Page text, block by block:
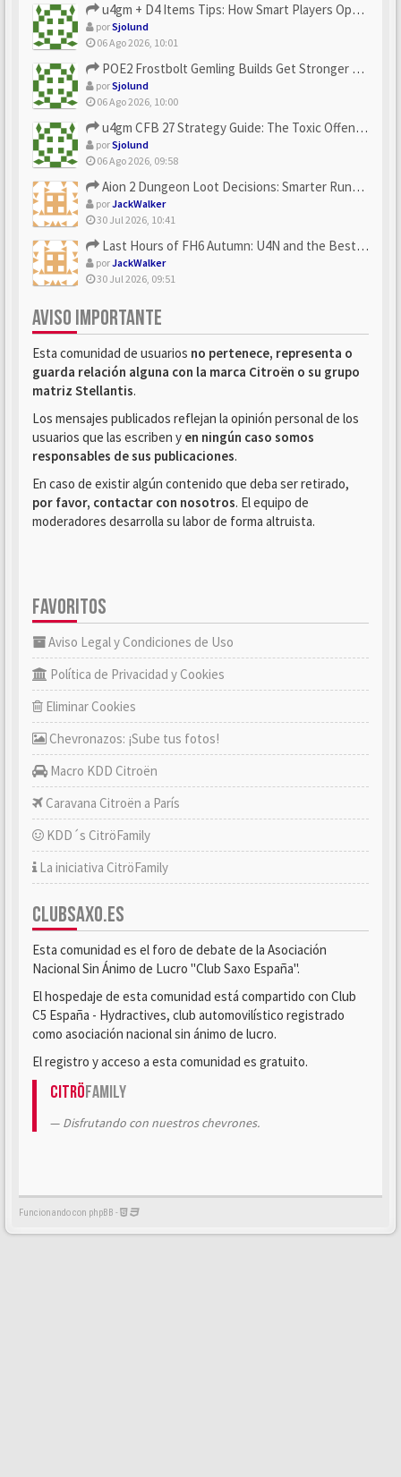
u4gm + D4 Items Tips: How Smart Players Optimize Gear, Build...
porSjolund
06 Ago 2026, 10:01
POE2 Frostbolt Gemling Builds Get Stronger With u4gm’s Ice C...
porSjolund
06 Ago 2026, 10:00
u4gm CFB 27 Strategy Guide: The Toxic Offensive Scheme Your ...
porSjolund
06 Ago 2026, 09:58
Aion 2 Dungeon Loot Decisions: Smarter Runs With U4N
porJackWalker
30 Jul 2026, 10:41
Last Hours of FH6 Autumn: U4N and the Best Rewards to Grab
porJackWalker
30 Jul 2026, 09:51
AVISO IMPORTANTE
Esta comunidad de usuarios no pertenece, representa o
guarda relación alguna con la marca Citroën o su grupo
matriz Stellantis.
Los mensajes publicados reflejan la opinión personal de los
usuarios que las escriben y en ningún caso somos
responsables de sus publicaciones.
En caso de existir algún contenido que deba ser retirado,
por favor, contactar con nosotros. El equipo de
moderadores desarrolla su labor de forma altruista.
FAVORITOS
Aviso Legal y Condiciones de Uso
Política de Privacidad y Cookies
Eliminar Cookies
Chevronazos: ¡Sube tus fotos!
Macro KDD Citroën
Caravana Citroën a París
KDD´s CitröFamily
La iniciativa CitröFamily
CLUBSAXO.ES
Esta comunidad es el foro de debate de la Asociación
Nacional Sin Ánimo de Lucro "Club Saxo España".
El hospedaje de esta comunidad está compartido con Club
C5 España - Hydractives, club automovilístico registrado
como asociación nacional sin ánimo de lucro.
El registro y acceso a esta comunidad es gratuito.
CitröFamily
Disfrutando con nuestros chevrones.
Funcionando con phpBB -